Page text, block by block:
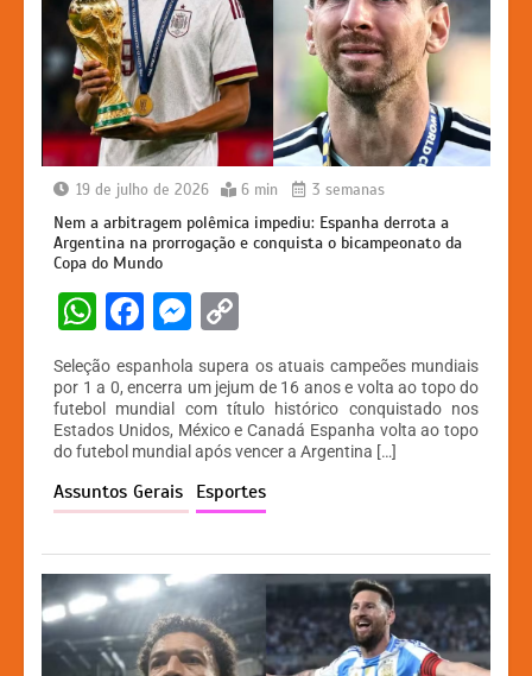
19 de julho de 2026 6 min 3 semanas
Nem a arbitragem polêmica impediu: Espanha derrota a
Argentina na prorrogação e conquista o bicampeonato da
Copa do Mundo
W
h
at
s
A
p
F
a
c
e
b
o
k
M
s
s
e
n
er
p
y
Li
n
Seleção espanhola supera os atuais campeões mundiais
por 1 a 0, encerra um jejum de 16 anos e volta ao topo do
futebol mundial com título histórico conquistado nos
Estados Unidos, México e Canadá Espanha volta ao topo
do futebol mundial após vencer a Argentina […]
Assuntos Gerais Esportes